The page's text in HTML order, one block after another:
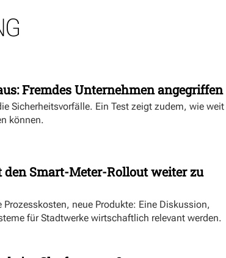
Fremdes Unternehmen angegriffen
Sicherheitsvorfälle. Ein Test zeigt zudem, wie weit
können.
Smart-Meter-Rollout weiter zu
neue Produkte: Eine Diskussion,
für Stadtwerke wirtschaftlich relevant werden.